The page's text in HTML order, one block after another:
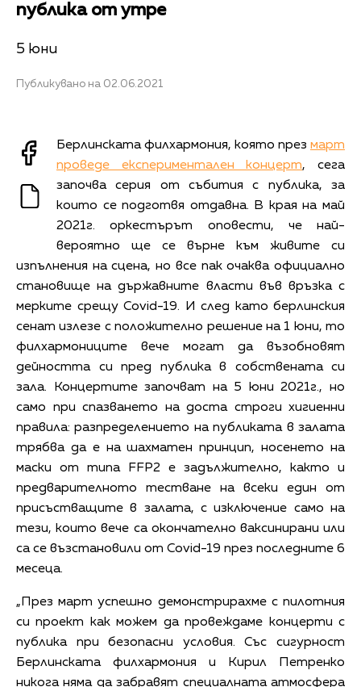
публика от утре
5 юни
Публикувано на 02.06.2021
Берлинската филхармония, която през март
проведе експериментален концерт, сега
започва серия от събития с публика, за
които се подготвя отдавна. В края на май
2021г. оркестърът оповести, че най-
вероятно ще се върне към живите си
изпълнения на сцена, но все пак очаква официално
становище на държавните власти във връзка с
мерките срещу Covid-19. И след като берлинския
сенат излезе с положително решение на 1 юни, то
филхармониците вече могат да възобновят
дейността си пред публика в собствената си
зала. Концертите започват на 5 юни 2021г., но
само при спазването на доста строги хигиенни
правила: разпределението на публиката в залата
трябва да е на шахматен принцип, носенето на
маски от типа FFP2 е задължително, както и
предварителното тестване на всеки един от
присъстващите в залата, с изключение само на
тези, които вече са окончателно ваксинирани или
са се възстановили от Covid-19 през последните 6
месеца.
„През март успешно демонстрирахме с пилотния
си проект как можем да провеждаме концерти с
публика при безопасни условия. Със сигурност
Берлинската филхармония и Кирил Петренко
никога няма да забравят специалната атмосфера